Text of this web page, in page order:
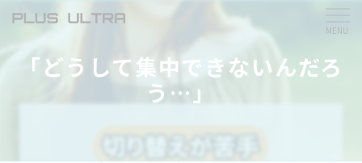
「どうして集中できないんだろ
う…」